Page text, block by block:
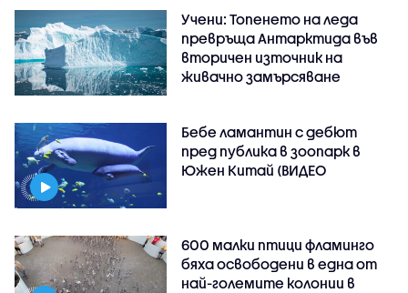
Учени: Топенето на леда
превръща Антарктида във
вторичен източник на
живачно замърсяване
Бебе ламантин с дебют
пред публика в зоопарк в
Южен Китай (ВИДЕО
600 малки птици фламинго
бяха освободени в една от
най-големите колонии в